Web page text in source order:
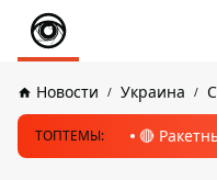
Новости Украина
ТОПТЕМЫ: 🔴